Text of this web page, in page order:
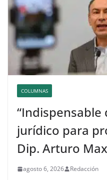
COLUMNAS
jurídico para
Dip. Arturo
agosto 6, 2026 Redacción